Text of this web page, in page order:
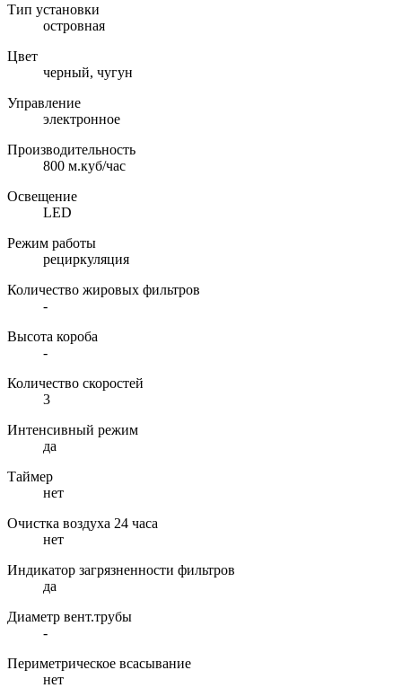
Тип установки
островная
Цвет
черный, чугун
Управление
электронное
Производительность
800 м.куб/час
Освещение
LED
Режим работы
рециркуляция
Количество жировых фильтров
-
Высота короба
-
Количество скоростей
3
Интенсивный режим
да
Таймер
нет
Очистка воздуха 24 часа
нет
Индикатор загрязненности фильтров
да
Диаметр вент.трубы
-
Периметрическое всасывание
нет